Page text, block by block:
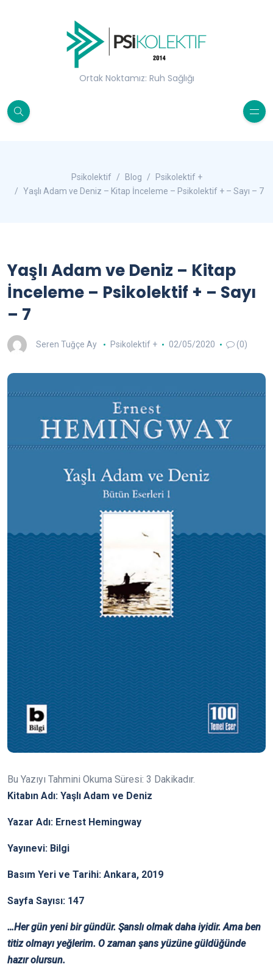
Ortak Noktamız: Ruh Sağlığı
Psikolektif Blog
Psikolektif +
Yaşlı Adam ve Deniz – Kitap İnceleme – Psikolektif + – Sayı – 7
Yaşlı Adam ve Deniz – Kitap
İnceleme – Psikolektif + – Sayı
– 7
Seren Tuğçe Ay Psikolektif + 02/05/2020 (0)
Bu Yazıyı Tahmini Okuma Süresi: 3 Dakikadır.
Kitabın Adı: Yaşlı Adam ve Deniz
Yazar Adı: Ernest Hemingway
Yayınevi: Bilgi
Basım Yeri ve Tarihi: Ankara, 2019
Sayfa Sayısı: 147
…Her gün yeni bir gündür. Şanslı olmak daha iyidir. Ama ben
titiz olmayı yeğlerim. O zaman şans yüzüne güldüğünde
hazır olursun.